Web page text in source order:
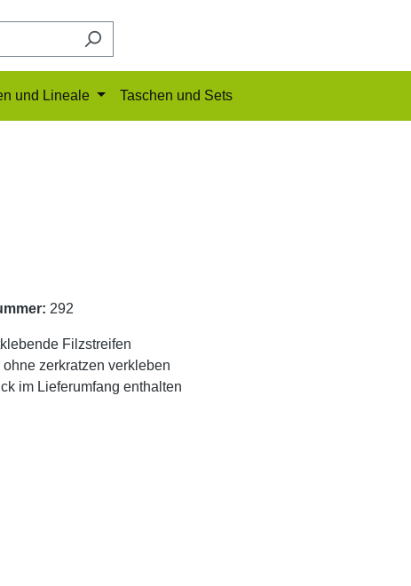
und Lineale Taschen und Sets
292
Filzstreifen
ohne zerkratzen verkleben
im Lieferumfang enthalten